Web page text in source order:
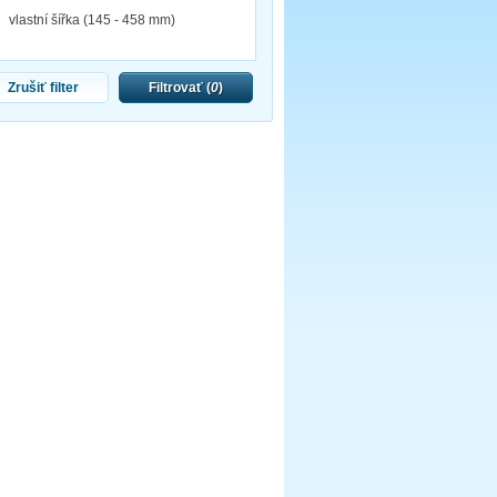
vlastní šířka (145 - 458 mm)
Zrušiť filter Filtrovať (0)